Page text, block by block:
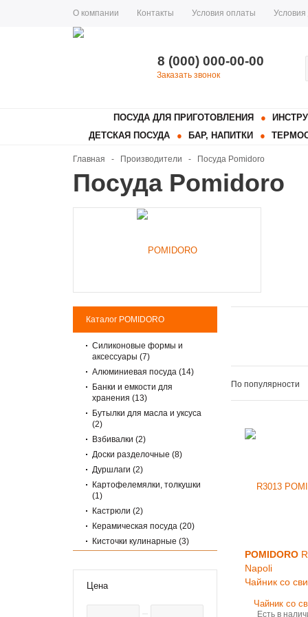
О компании Контакты Условия оплаты Условия
8 (000) 000-00-00
Заказать звонок
ПОСУДА ДЛЯ ПРИГОТОВЛЕНИЯ
ДЕТСКАЯ ПОСУДА
БАР, НАПИТКИ
Главная - Производители - Посуда Pomidoro
Посуда Pomidoro
Каталог POMIDORO
Cиликоновые формы и
аксессуары (7)
Алюминиевая посуда (14)
Банки и емкости для
хранения (13)
Бутылки для масла и уксуса
(2)
Взбивалки (2)
Доски разделочные (8)
Дуршлаги (2)
Картофелемялки, толкушки
(1)
Кастрюли (2)
Керамическая посуда (20)
Кисточки кулинарные (3)
Контейнеры для еды (14)
Кружки (2)
Цена
По популярности
POMIDORO
Napoli
Чайник со
Есть в